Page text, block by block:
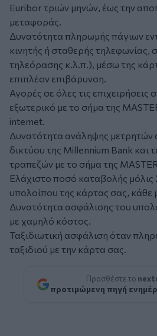
Euribor τριών μηνών, έως την
μεταφοράς.
Δυνατότητα πληρωμής πάγιων
κινητής ή σταθερής τηλεφωνίας,
τηλεόρασης κ.λ.π.), μέσω της
επιπλέον επιβάρυνση.
Αγορές σε όλες τις επιχειρήσεις
εξωτερικό με το σήμα της
intemet.
Δυνατότητα ανάληψης μετρητών
δικτύου της Millennium Bank και
τραπεζών με το σήμα της
Ελάχιστο ποσό καταβολής
υπολοίπου της κάρτας σας, κάθε
Δυνατότητα ασφάλισης του
με χαμηλό κόστος.
Ταξιδιωτική ασφάλιση όταν
ταξιδιoύ με την κάρτα σας.
Προσθέστε το
προτιμώμενη πηγή